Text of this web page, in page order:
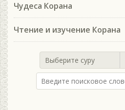
Чудеса Корана
Чтение и изучение Корана
Выберите суру